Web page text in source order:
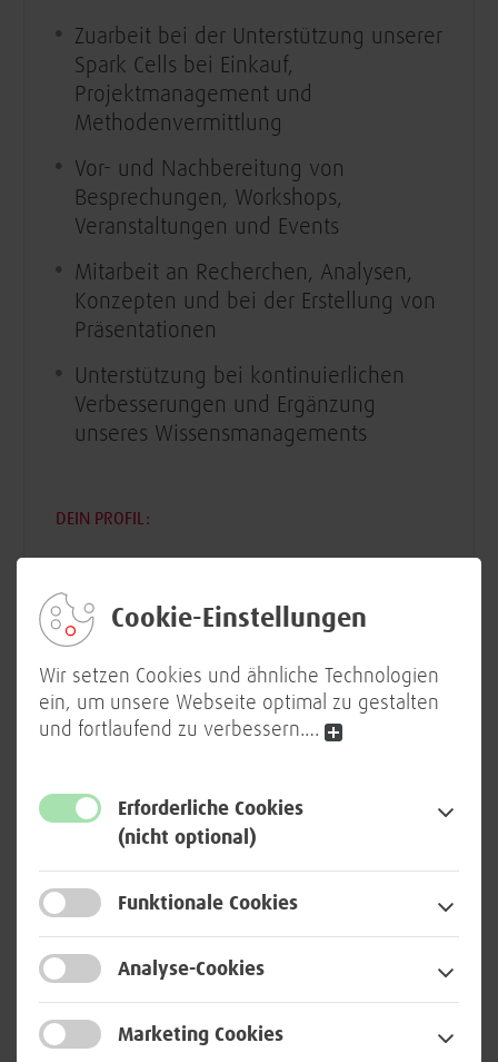
Cookie-Einstellungen
Wir setzen Cookies und ähnliche Technologien
ein, um unsere Webseite optimal zu gestalten
und fortlaufend zu verbessern.…
Erforderliche Cookies
(nicht optional)
Funktionale Cookies
Analyse-Cookies
Marketing Cookies
Zuarbeit bei der Unterstützung unserer
Spark Cells bei Einkauf,
Projektmanagement und
Methodenvermittlung
Vor- und Nachbereitung von
Besprechungen, Workshops,
Veranstaltungen und Events
Mitarbeit an Recherchen, Analysen,
Konzepten und bei der Erstellung von
Präsentationen
Unterstützung bei kontinuierlichen
Verbesserungen und Ergänzung
unseres Wissensmanagements
DEIN PROFIL:
Bachelor- oder Masterstudium mit
Innovations-, Technik- oder
Wirtschaftskontext (z. B. BWL,
Kommunikationswissenschaften oder
Wirtschaftsinfomatik)
diversen Team in einer flachen
Hierarchie
Affinität für IT und Innovationen
Begeisterung für die Themenbereiche
Innovation, Veränderungsmanagement
und agile Methoden (z.B. Design
Thinking, Scrum)
Gute Kenntnisse in gängigen MS-